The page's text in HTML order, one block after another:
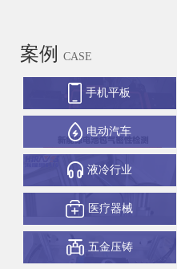
案例 CASE
手机平板
电动汽车
液冷行业
医疗器械
五金压铸